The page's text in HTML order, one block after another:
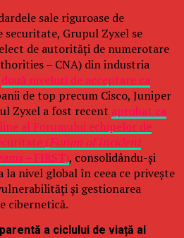
sale riguroase de
Grupul Zyxel se
de autorități de numerotare
– CNA) din industria
două niveluri de acceptare ca
de top precum Cisco, Juniper
Zyxel a fost recent aprobat ca
al Forumului echipelor de
(Forum of Incident
–FIRST), consolidându-și
la nivel global în ceea ce privește
și gestionarea
cibernetică.
a ciclului de viață al